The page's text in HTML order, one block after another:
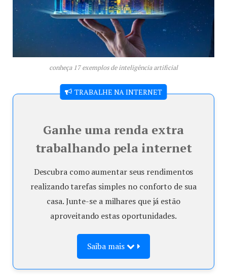
conheça 17 exemplos de inteligência artificial
TRABALHE NA INTERNET
Ganhe uma renda extra
trabalhando pela internet
Descubra como aumentar seus rendimentos
realizando tarefas simples no conforto de sua
casa. Junte-se a milhares que já estão
aproveitando estas oportunidades.
Saiba mais